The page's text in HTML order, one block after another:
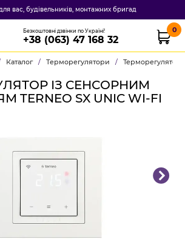
вас, будівельників, монтажних бригад
Безкоштовні дзвінки по Україні!
+38 (063) 47 168 32
0
Каталог / Терморегулятори / Терморегулятор
ІЗ СЕНСОРНИМ
TERNEO SX UNIC WI-FI